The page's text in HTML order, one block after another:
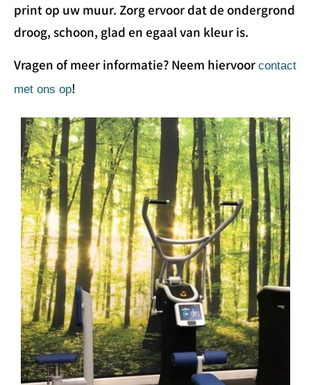
print op uw muur. Zorg ervoor dat de ondergrond
droog, schoon, glad en egaal van kleur is.
Vragen of meer informatie? Neem hiervoor contact
met ons op!